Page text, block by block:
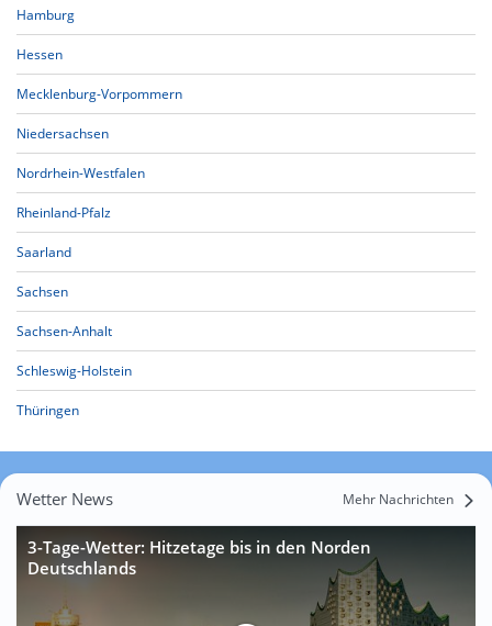
Hamburg
Hessen
Mecklenburg-Vorpommern
Niedersachsen
Nordrhein-Westfalen
Rheinland-Pfalz
Saarland
Sachsen
Sachsen-Anhalt
Schleswig-Holstein
Thüringen
Wetter News Mehr Nachrichten
3-Tage-Wetter: Hitzetage bis in den Norden
Deutschlands